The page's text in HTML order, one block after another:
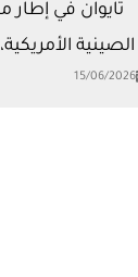
تايوان في إطار
الصينية
15/06/2026